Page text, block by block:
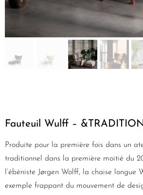
Fauteuil Wulff – &TRADITION
Produite pour la première fois dans un
traditionnel dans la première moitié du
l’ébéniste Jørgen Wolff, la chaise longue
exemple frappant du mouvement de